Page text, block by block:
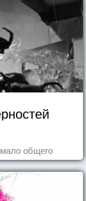
общего